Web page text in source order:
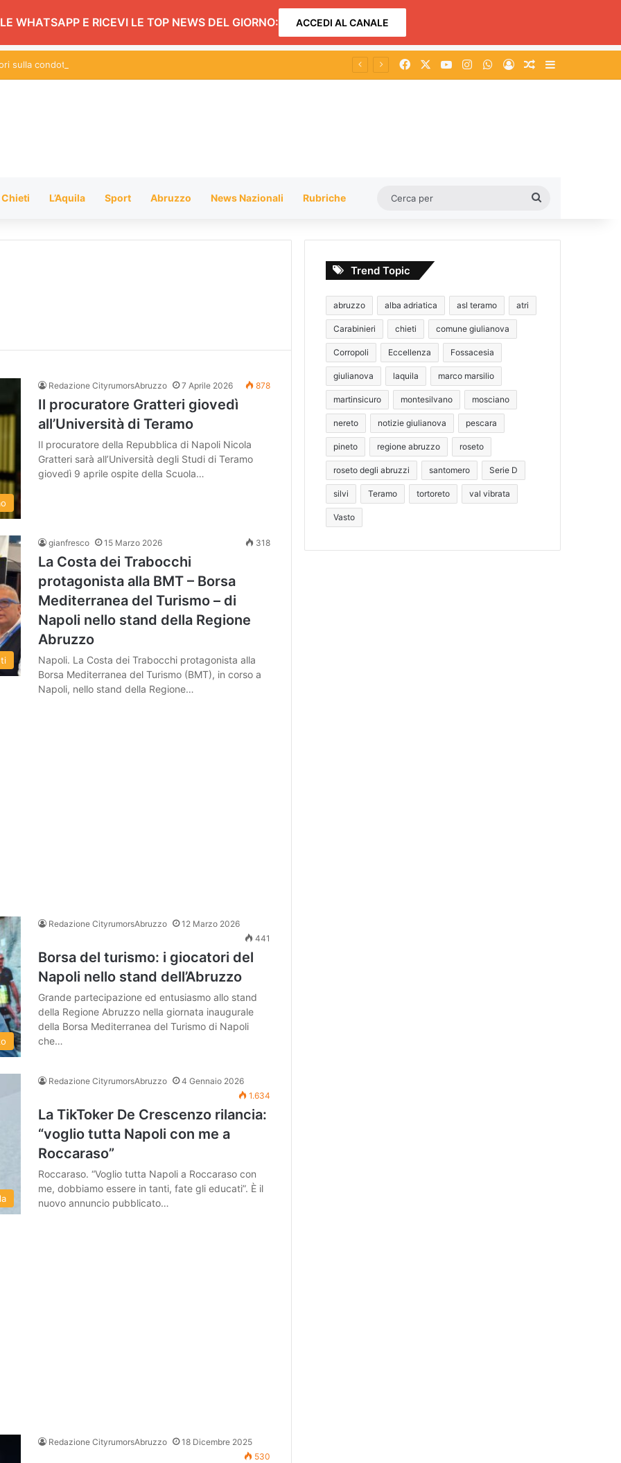
WHATSAPP E RICEVI LE TOP NEWS DEL GIORNO: ACCEDI AL CANALE
sulla condotta adduttrice a Teramo: ecco dove potrebbe mancare l’acqua Facebook You TubeInstagramWhatsApp
AccediUn articolo a
Chieti L’Aquila Sport Abruzzo News Nazionali Rubriche
Redazione CityrumorsAbruzzo 7 Aprile 2026 878
Il procuratore Gratteri giovedì
all’Università di Teramo
Il procuratore della Repubblica di Napoli Nicola
Gratteri sarà all’Università degli Studi di Teramo
giovedì 9 aprile ospite della Scuola…
gianfresco 15 Marzo 2026 318
La Costa dei Trabocchi
protagonista alla BMT – Borsa
Mediterranea del Turismo – di
Napoli nello stand della Regione
Abruzzo
Napoli. La Costa dei Trabocchi protagonista alla
Borsa Mediterranea del Turismo (BMT), in corso a
Napoli, nello stand della Regione…
Redazione CityrumorsAbruzzo
12 Marzo 2026
441
Borsa del turismo: i giocatori del
Napoli nello stand dell’Abruzzo
Grande partecipazione ed entusiasmo allo stand
della Regione Abruzzo nella giornata inaugurale
della Borsa Mediterranea del Turismo di Napoli
che…
Redazione CityrumorsAbruzzo
4 Gennaio 2026
1.634
La TikToker De Crescenzo rilancia:
“voglio tutta Napoli con me a
Roccaraso”
Roccaraso. “Voglio tutta Napoli a Roccaraso con
me, dobbiamo essere in tanti, fate gli educati”. È il
nuovo annuncio pubblicato…
Redazione CityrumorsAbruzzo
18 Dicembre 2025
530
Trend Topic
abruzzo alba adriatica asl teramo atri
Carabinieri chieti comune giulianova
Corropoli Eccellenza Fossacesia
giulianova laquila marco marsilio
martinsicuro montesilvano mosciano
nereto notizie giulianova pescara
pineto regione abruzzo roseto
roseto degli abruzzi santomero Serie D
silvi Teramo tortoreto val vibrata
Vasto